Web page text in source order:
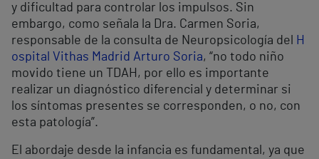
y dificultad para controlar los impulsos. Sin
embargo, como señala la Dra. Carmen Soria,
responsable de la consulta de Neuropsicología del
H
ospital Vithas Madrid Arturo Soria, “no todo niño
movido tiene un TDAH, por ello es importante
realizar un diagnóstico diferencial y determinar si
los síntomas presentes se corresponden, o no, con
esta patología”.
El abordaje desde la infancia es fundamental, ya que